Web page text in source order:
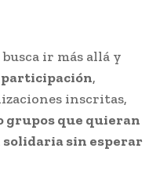
ir más allá y
participación,
inscritas,
grupos que quieran
sin esperar